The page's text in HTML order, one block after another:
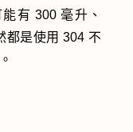
有 300 毫升、
都是使用 304 不